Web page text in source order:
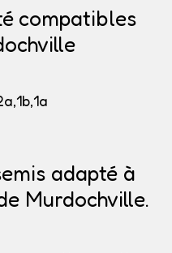
compatibles
adapté à
Murdochville.